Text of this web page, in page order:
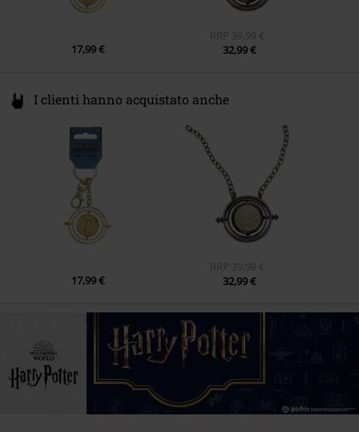
17,99 €
RRP 39,99 €
32,99 €
I clienti hanno acquistato anche
17,99 €
RRP 39,99 €
32,99 €